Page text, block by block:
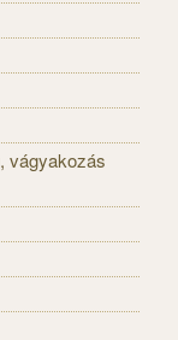
vágyakozás